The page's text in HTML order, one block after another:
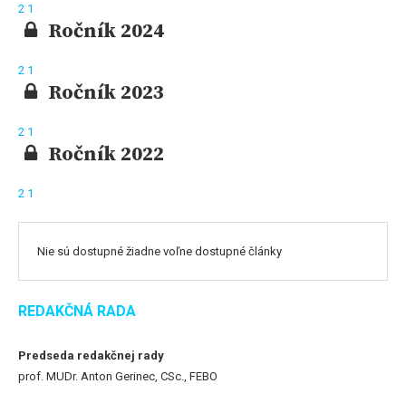
2 1
Ročník 2024
2 1
Ročník 2023
2 1
Ročník 2022
2 1
Nie sú dostupné žiadne voľne dostupné články
REDAKČNÁ RADA
Predseda redakčnej rady
prof. MUDr. Anton Gerinec, CSc., FEBO